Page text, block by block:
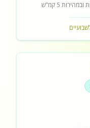
ובמהירות 5 קמ"ש